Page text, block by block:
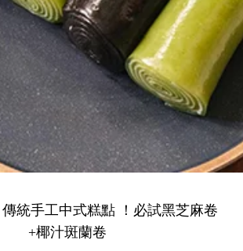
傳統手工中式糕點 ！必試黑芝麻卷
+椰汁斑蘭卷